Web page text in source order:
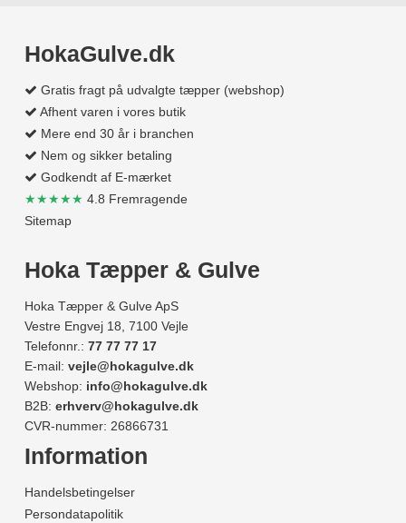
HokaGulve.dk
Gratis fragt på udvalgte tæpper (webshop)
Afhent varen i vores butik
Mere end 30 år i branchen
Nem og sikker betaling
Godkendt af E-mærket
★★★★★ 4.8 Fremragende
Sitemap
Hoka Tæpper & Gulve
Hoka Tæpper & Gulve ApS
Vestre Engvej 18, 7100 Vejle
Telefonnr.: 77 77 77 17
E-mail: vejle@hokagulve.dk
Webshop: info@hokagulve.dk
B2B: erhverv@hokagulve.dk
CVR-nummer: 26866731
Information
Handelsbetingelser
Persondatapolitik